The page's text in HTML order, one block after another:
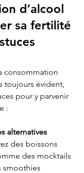
d’alcool
sa fertilité
consommation
toujours évident,
pour y parvenir
:
alternatives
des boissons
des mocktails
smoothies